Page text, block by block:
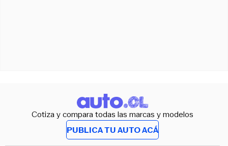
Cotiza y compara todas las marcas y modelos
PUBLICA TU AUTO ACÁ